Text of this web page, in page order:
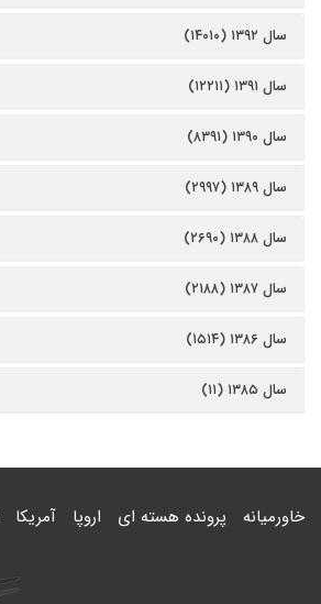
سال ۱۳۹۲ (۱۴۰۱۰)
سال ۱۳۹۱ (۱۲۲۱۱)
سال ۱۳۹۰ (۸۳۹۱)
سال ۱۳۸۹ (۲۹۹۷)
سال ۱۳۸۸ (۲۶۹۰)
سال ۱۳۸۷ (۲۱۸۸)
سال ۱۳۸۶ (۱۵۱۴)
سال ۱۳۸۵ (۱۱)
خاورمیانه پرونده هسته ای اروپا آمریکا